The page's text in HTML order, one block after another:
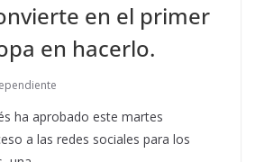
en el primer
en hacerlo.
ha aprobado este martes
a las redes sociales para los